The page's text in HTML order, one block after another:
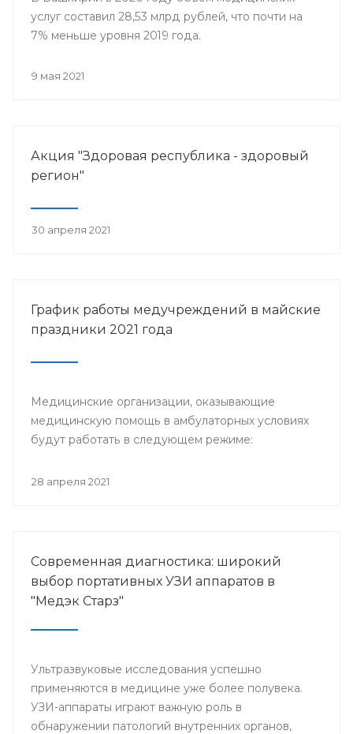
услуг составил 28,53 млрд рублей, что почти на
7% меньше уровня 2019 года.
9 мая 2021
Акция "Здоровая республика - здоровый
регион"
30 апреля 2021
График работы медучреждений в майские
праздники 2021 года
Медицинские организации, оказывающие
медицинскую помощь в амбулаторных условиях
будут работать в следующем режиме:
28 апреля 2021
Современная диагностика: широкий
выбор портативных УЗИ аппаратов в
"Медэк Старз"
Ультразвуковые исследования успешно
применяются в медицине уже более полувека.
УЗИ-аппараты играют важную роль в
обнаружении патологий внутренних органов,